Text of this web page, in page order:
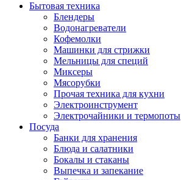
Бытовая техника
Блендеры
Водонагреватели
Кофемолки
Машинки для стрижки
Мельницы для специй
Миксеры
Мясорубки
Прочая техника для кухни
Электроинструмент
Электрочайники и термопоты
Посуда
Банки для хранения
Блюда и салатники
Бокалы и стаканы
Выпечка и запекание